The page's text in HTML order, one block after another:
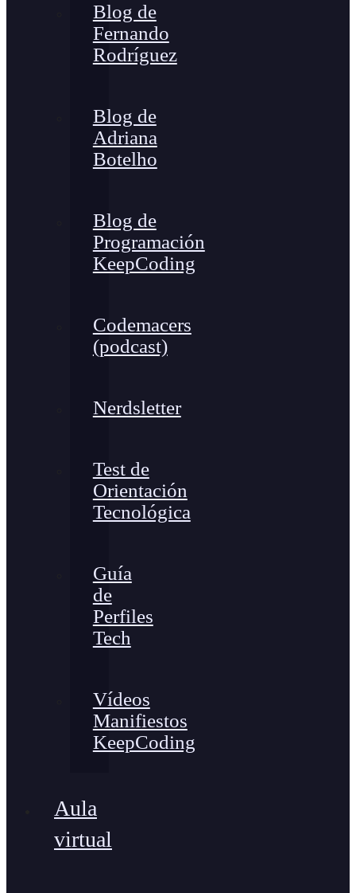
Blog de
Fernando
Rodríguez
Blog de
Adriana
Botelho
Blog de
Programación
KeepCoding
Codemacers
(podcast)
Nerdsletter
Test de
Orientación
Tecnológica
Guía
de
Perfiles
Tech
Vídeos
Manifiestos
KeepCoding
Aula
virtual